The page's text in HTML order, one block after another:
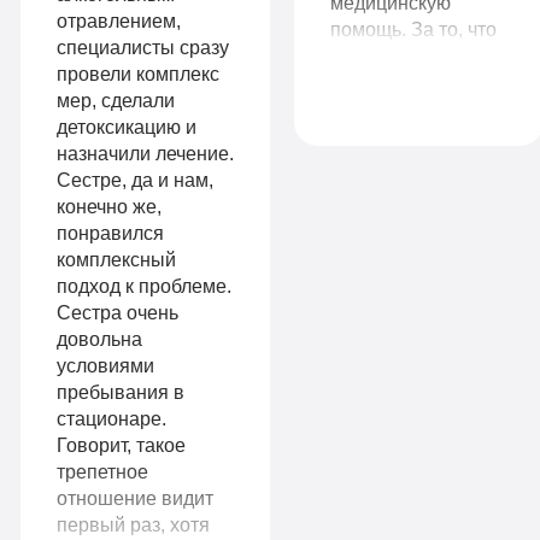
Усиленная
детоксикация
Гарантия
длительной
ремиссии
Личный
санузел
Больничный
лист
Записаться
длительной
ремиссии
Личный
санузел
Больничный
лист
Записаться
VIP
9
990
отравлением,
специалисты сразу
провели комплекс
мер, сделали
детоксикацию и
назначили лечение.
Сестре, да и нам,
конечно же,
понравился
комплексный
подход к проблеме.
Сестра очень
довольна
условиями
пребывания в
стационаре.
Говорит, такое
трепетное
отношение видит
первый раз, хотя
помощь. За то, что